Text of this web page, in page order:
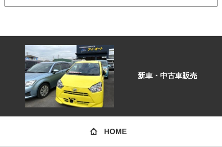
新車・中古車販売
HOME